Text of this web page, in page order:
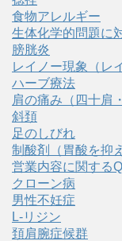
食物アレルギー
生体化学的問題に
膀胱炎
レイノー現象（レ
ハーブ療法
肩の痛み（四十肩
斜頚
足のしびれ
制酸剤（胃酸を抑
営業内容に関する
クローン病
男性不妊症
L-リジン
頚肩腕症候群